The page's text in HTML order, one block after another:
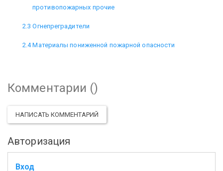
противопожарных прочие
2.3 Огнепреградители
2.4 Материалы пониженной пожарной опасности
Комментарии ()
НАПИСАТЬ КОММЕНТАРИЙ
Авторизация
Вход